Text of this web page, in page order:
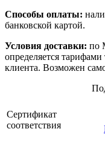
Способы оплаты:
банковской картой.
Условия доставки: по
определяется
клиента. Возможен
Сертификат
соответствия